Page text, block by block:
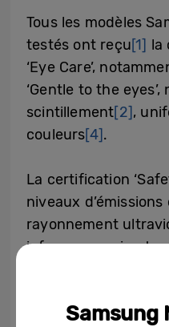
Tous les modèles
testés ont reçu[1] la
‘Eye Care’,
‘Gentle to the
scintillement[2],
couleurs[4].
La certification
niveaux
rayonnement
infrarouge qui
Commission (IEC).
Samsung